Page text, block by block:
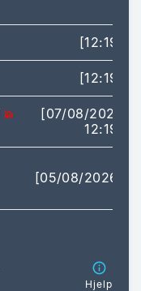
[12:19]
[12:19]
[07/08/2026
12:19]
[05/08/2026]
Hjelp